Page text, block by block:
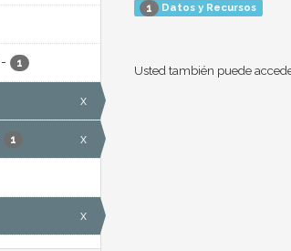
- 1
x
1 x
x
1
Datos y Recursos
Usted también puede